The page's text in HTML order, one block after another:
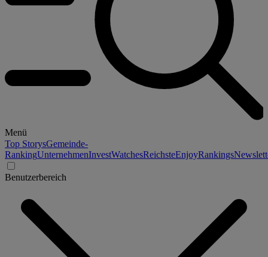
Menü
Top StorysGemeinde-
RankingUnternehmenInvestWatchesReichsteEnjoyRankings
Benutzerbereich